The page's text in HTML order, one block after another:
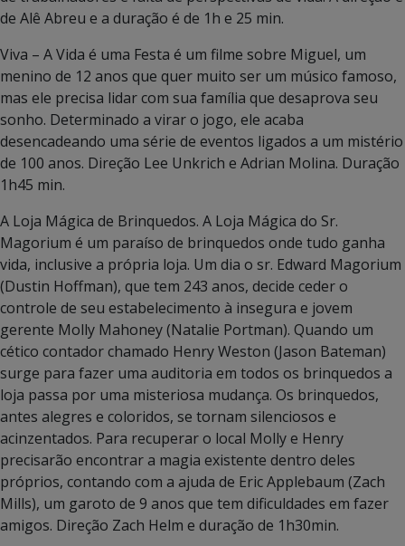
de Alê Abreu e a duração é de 1h e 25 min.
Viva – A Vida é uma Festa é um filme sobre Miguel, um
menino de 12 anos que quer muito ser um músico famoso,
mas ele precisa lidar com sua família que desaprova seu
sonho. Determinado a virar o jogo, ele acaba
desencadeando uma série de eventos ligados a um mistério
de 100 anos. Direção Lee Unkrich e Adrian Molina. Duração
1h45 min.
A Loja Mágica de Brinquedos. A Loja Mágica do Sr.
Magorium é um paraíso de brinquedos onde tudo ganha
vida, inclusive a própria loja. Um dia o sr. Edward Magorium
(Dustin Hoffman), que tem 243 anos, decide ceder o
controle de seu estabelecimento à insegura e jovem
gerente Molly Mahoney (Natalie Portman). Quando um
cético contador chamado Henry Weston (Jason Bateman)
surge para fazer uma auditoria em todos os brinquedos a
loja passa por uma misteriosa mudança. Os brinquedos,
antes alegres e coloridos, se tornam silenciosos e
acinzentados. Para recuperar o local Molly e Henry
precisarão encontrar a magia existente dentro deles
próprios, contando com a ajuda de Eric Applebaum (Zach
Mills), um garoto de 9 anos que tem dificuldades em fazer
amigos. Direção Zach Helm e duração de 1h30min.